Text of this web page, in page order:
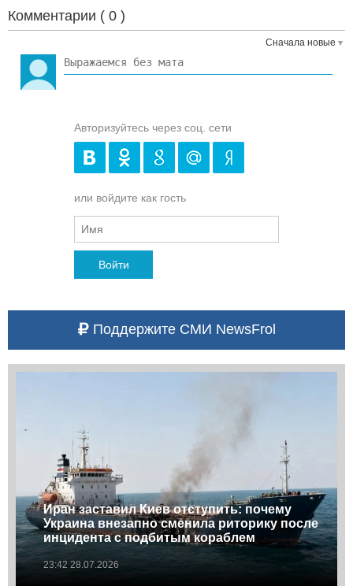
Комментарии ( 0 )
Сначала новые
Авторизуйтесь через соц. сети
или войдите как гость
Войти
Поддержите СМИ NewsFrol
Иран заставил Киев отступить: почему
Украина внезапно сменила риторику после
инцидента с подбитым кораблем
23:42 28.07.2026